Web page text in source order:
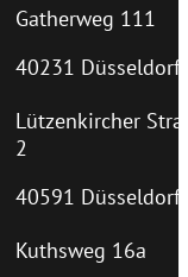
Gatherweg 111
40231 Düsseldorf
Lützenkircher
2
40591 Düsseldorf
Kuthsweg 16a